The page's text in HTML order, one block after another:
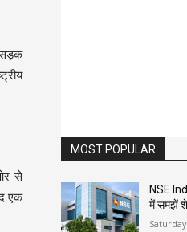
सड़क
से
एक
MOST POPULAR
NSE
में समझें